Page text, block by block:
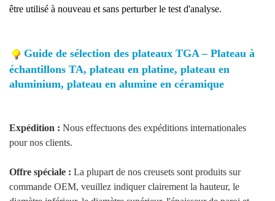
être utilisé à nouveau et sans perturber le test d'analyse.
Guide de sélection des plateaux TGA – Plateau à
échantillons TA, plateau en platine, plateau en
aluminium, plateau en alumine en céramique
Expédition : Nous effectuons des expéditions internationales
pour nos clients.
Offre spéciale : La plupart de nos creusets sont produits sur
commande OEM, veuillez indiquer clairement la hauteur, le